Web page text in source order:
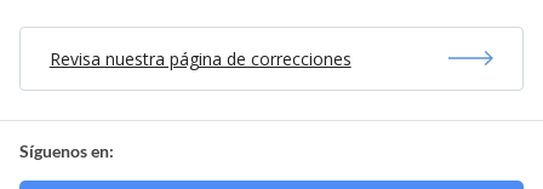
Revisa nuestra página de correcciones
Síguenos en: